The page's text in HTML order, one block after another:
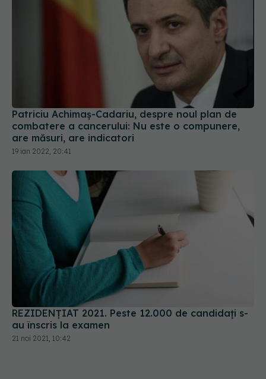
Patriciu Achimaș-Cadariu, despre noul plan de
combatere a cancerului: Nu este o compunere,
are măsuri, are indicatori
19 ian 2022, 20:41
REZIDENȚIAT 2021. Peste 12.000 de candidați s-
au înscris la examen
21 noi 2021, 10:42